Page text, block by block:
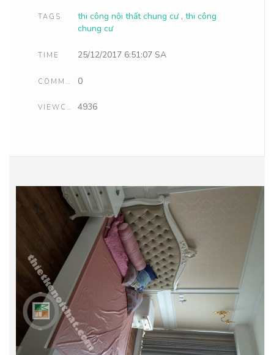
TAGS thi công nội thất chung cư, thi công
chung cư
TIME 25/12/2017 6:51:07 SA
COMMENTS 0
VIEWCOUNT 4936